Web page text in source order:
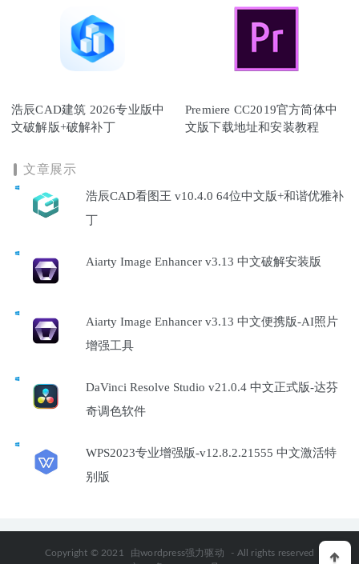
浩辰CAD建筑 2026专业版中
文破解版+破解补丁
Premiere CC2019官方简体中
文版下载地址和安装教程
文章展示
浩辰CAD看图王 v10.4.0 64位中文版+和谐优雅补
丁
Aiarty Image Enhancer v3.13 中文破解安装版
Aiarty Image Enhancer v3.13 中文便携版-AI照片
增强工具
DaVinci Resolve Studio v21.0.4 中文正式版-达芬
奇调色软件
WPS2023专业增强版-v12.8.2.21555 中文激活特
别版
Copyright © 2021 由wordpress强力驱动
- All rights reserved